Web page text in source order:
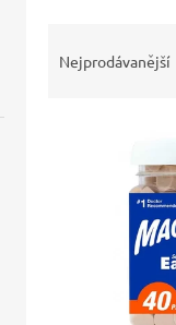
Nejprodávanější